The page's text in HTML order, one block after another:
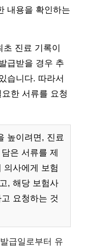
내용을 확인하는
진료 기록이
급받을 경우 추
습니다. 따라서
한 서류를 요청
높이려면, 진료
은 서류를 제
의사에게 보험
, 해당 보험사
요청하는 것
급일로부터 유